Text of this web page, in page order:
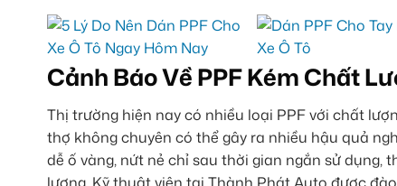
Cảnh Báo Về PPF Kém Chất
Thị trường hiện nay có nhiều loại PPF với chất
thợ không chuyên có thể gây ra nhiều hậu quả
dễ ố vàng, nứt nẻ chỉ sau thời gian ngắn sử
lượng. Kỹ thuật viên tại Thành Phát Auto được